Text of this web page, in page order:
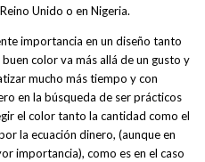
Unido o en Nigeria.
importancia en un diseño tanto
color va más allá de un gusto y
mucho más tiempo y con
en la búsqueda de ser prácticos
el color tanto la cantidad como el
la ecuación dinero, (aunque en
importancia), como es en el caso